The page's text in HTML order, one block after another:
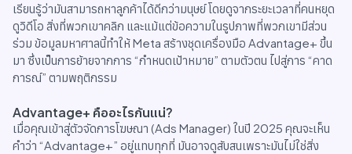
เรียนรู้ว่ามันสามารถหาลูกค้าได้ดีกว่ามนุษย์ โดยดูจากระยะเวลาที่คนหยุด
ดูวิดีโอ สิ่งที่พวกเขาคลิก และแม้แต่ข้อความในรูปภาพที่พวกเขามีส่วน
ร่วม ข้อมูลมหาศาลนี้ทำให้ Meta สร้างชุดเครื่องมือ Advantage+ ขึ้น
มา ซึ่งเป็นการย้ายจากการ “กำหนดเป้าหมาย” ตามตัวตน ไปสู่การ “คาด
การณ์” ตามพฤติกรรม
Advantage+ คืออะไรกันแน่?
เมื่อคุณเข้าสู่ตัวจัดการโฆษณา (Ads Manager) ในปี 2025 คุณจะเห็น
คำว่า “Advantage+” อยู่แทบทุกที่ มันอาจดูสับสนเพราะมันไม่ใช่สิ่ง